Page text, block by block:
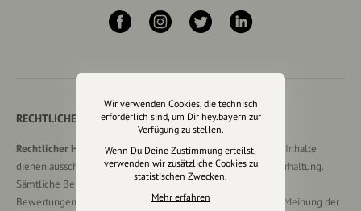
RECHTLICHER HINWEIS UND TRANSPARENZHINWEIS
Rechtlicher Hinweis:Die auf dieser Website veröffentlichten Inhalte
dienen ausschließlich der allgemeinen Information und Unterhaltung.
Sämtliche Beiträge, Gastartikel, Kommentare, Empfehlungen,
Bewertungen oder Verlinkungen spiegeln ausschließlich die Meinung der
Wir verwenden Cookies, die technisch
erforderlich sind, um Dir hey.bayern zur
Verfügung zu stellen.
Wenn Du Deine Zustimmung erteilst,
verwenden wir zusätzliche Cookies zu
statistischen Zwecken.
Mehr erfahren